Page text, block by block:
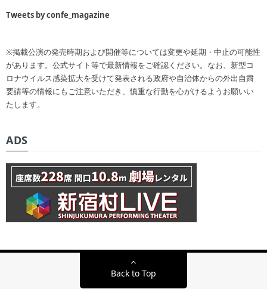
Tweets by confe_magazine
※掲載公演の発売時期および開催等については変更や延期・中止の可能性
があります。公式サイト等で最新情報をご確認ください。なお、新型コ
ロナウイルス感染拡大を受けて発表される政府や自治体からの外出自粛
要請等の情報にもご注意いただき、慎重な行動を心がけるようお願いい
たします。
ADS
Back to Top